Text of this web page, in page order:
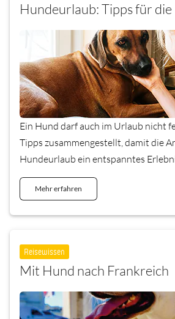
Hundeurlaub: Tipps für die
Ein Hund darf auch im Urlaub nicht
Tipps zusammengestellt, damit die
Hundeurlaub ein entspanntes
Mehr erfahren
Reisewissen
Mit Hund nach Frankreich